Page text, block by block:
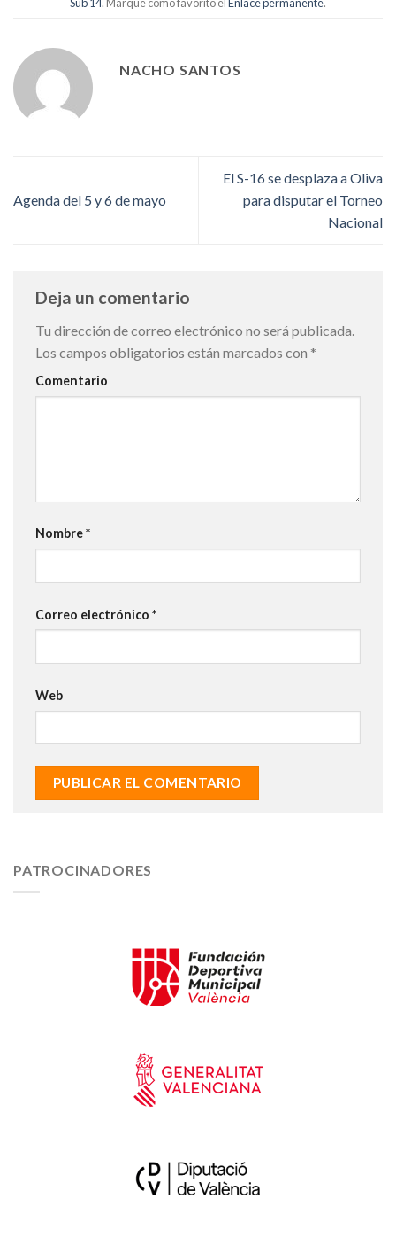
NACHO SANTOS
Agenda del 5 y 6 de mayo
El S-16 se desplaza a Oliva
para disputar el Torneo
Nacional
Deja un comentario
Tu dirección de correo electrónico no será publicada.
Los campos obligatorios están marcados con *
Comentario
Nombre*
Correo electrónico *
Web
PATROCINADORES